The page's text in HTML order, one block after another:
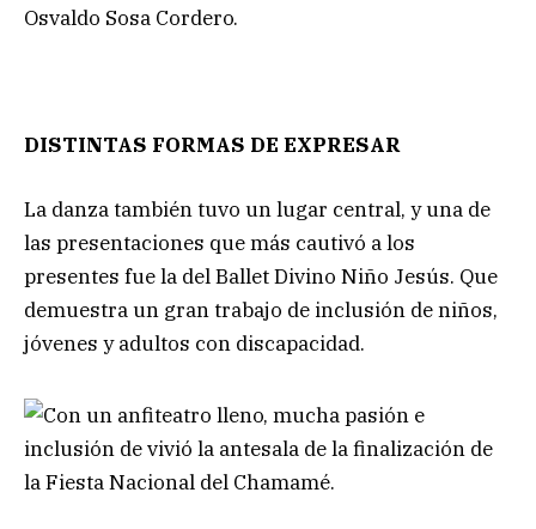
Osvaldo Sosa Cordero.
DISTINTAS FORMAS DE EXPRESAR
La danza también tuvo un lugar central, y una de
las presentaciones que más cautivó a los
presentes fue la del Ballet Divino Niño Jesús. Que
demuestra un gran trabajo de inclusión de niños,
jóvenes y adultos con discapacidad.